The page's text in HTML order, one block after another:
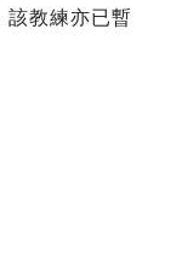
該教練亦已暫